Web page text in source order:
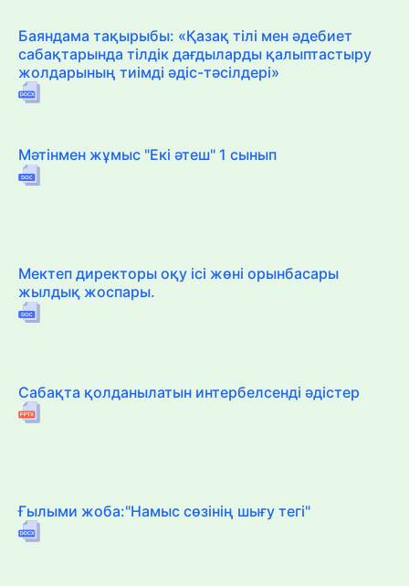
Баяндама тақырыбы: «Қазақ тілі мен әдебиет
сабақтарында тілдік дағдыларды қалыптастыру
жолдарының тиімді әдіс-тәсілдері»
Мәтінмен жұмыс "Екі әтеш" 1 сынып
Мектеп директоры оқу ісі жөні орынбасары
жылдық жоспары.
Сабақта қолданылатын интербелсенді әдістер
Ғылыми жоба:"Намыс сөзінің шығу тегі"